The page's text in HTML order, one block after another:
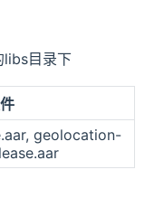
libs目录下
geolocation-